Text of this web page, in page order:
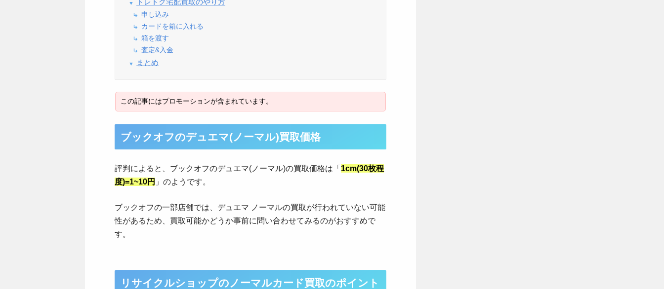
トレトク宅配買取のやり方
申し込み
カードを箱に入れる
箱を渡す
査定&入金
まとめ
ブックオフのデュエマ(ノーマル)買取価格
評判によると、ブックオフのデュエマ(ノーマル)の買取価格は「 1cm(30枚程
度)=1~10円 」のようです。
ブックオフの一部店舗では、デュエマ ノーマルの買取が行われていない可能
性があるため、買取可能かどうか事前に問い合わせてみるのがおすすめで
す。
リサイクルショップのノーマルカード買取のポイント